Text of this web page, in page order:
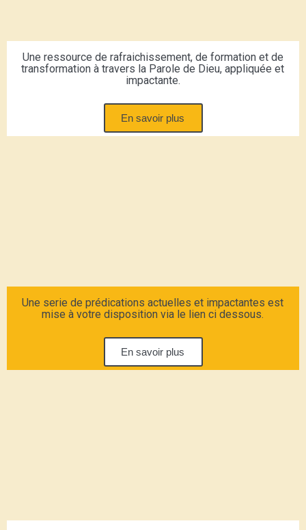
Une ressource de rafraichissement, de formation et de
transformation à travers la Parole de Dieu, appliquée et
impactante.
En savoir plus
Une serie de prédications actuelles et impactantes est
mise à votre disposition via le lien ci dessous.
En savoir plus